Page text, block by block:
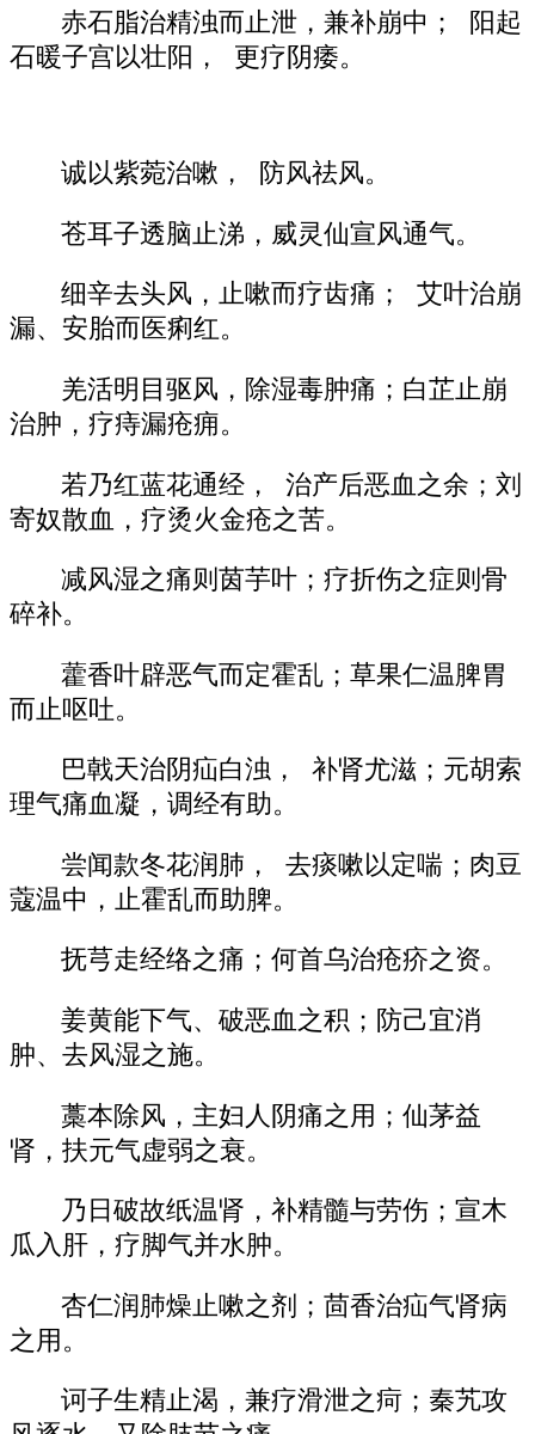
赤石脂治精浊而止泄，兼补崩中； 阳起
石暖子宫以壮阳， 更疗阴痿。
诚以紫菀治嗽， 防风祛风。
苍耳子透脑止涕，威灵仙宣风通气。
细辛去头风，止嗽而疗齿痛； 艾叶治崩
漏、安胎而医痢红。
羌活明目驱风，除湿毒肿痛；白芷止崩
治肿，疗痔漏疮痈。
若乃红蓝花通经， 治产后恶血之余；刘
寄奴散血，疗烫火金疮之苦。
减风湿之痛则茵芋叶；疗折伤之症则骨
碎补。
藿香叶辟恶气而定霍乱；草果仁温脾胃
而止呕吐。
巴戟天治阴疝白浊， 补肾尤滋；元胡索
理气痛血凝，调经有助。
尝闻款冬花润肺， 去痰嗽以定喘；肉豆
蔻温中，止霍乱而助脾。
抚芎走经络之痛；何首乌治疮疥之资。
姜黄能下气、破恶血之积；防己宜消
肿、去风湿之施。
藁本除风，主妇人阴痛之用；仙茅益
肾，扶元气虚弱之衰。
乃日破故纸温肾，补精髓与劳伤；宣木
瓜入肝，疗脚气并水肿。
杏仁润肺燥止嗽之剂；茴香治疝气肾病
之用。
诃子生精止渴，兼疗滑泄之疴；秦艽攻